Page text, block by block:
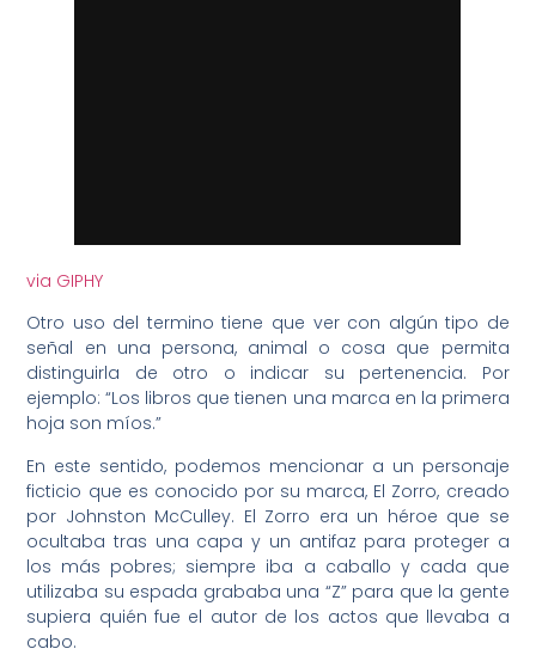
via GIPHY
Otro uso del termino tiene que ver con algún tipo de
señal en una persona, animal o cosa que permita
distinguirla de otro o indicar su pertenencia. Por
ejemplo: “Los libros que tienen una marca en la primera
hoja son míos.”
En este sentido, podemos mencionar a un personaje
ficticio que es conocido por su marca, El Zorro, creado
por Johnston McCulley. El Zorro era un héroe que se
ocultaba tras una capa y un antifaz para proteger a
los más pobres; siempre iba a caballo y cada que
utilizaba su espada grababa una “Z” para que la gente
supiera quién fue el autor de los actos que llevaba a
cabo.